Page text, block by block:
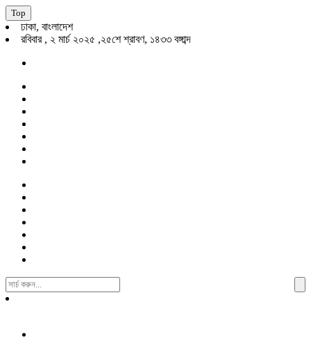
Top
ঢাকা, বাংলাদেশ
রবিবার , ২ মার্চ ২০২৫ ,২৫শে শ্রাবণ, ১৪৩৩ বঙ্গাব্দ
Search
For: